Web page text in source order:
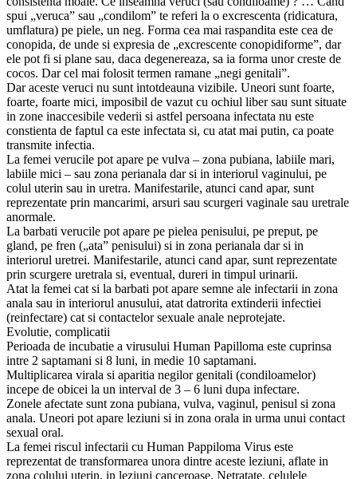
spui „veruca” sau „condilom” te referi la o excrescenta (ridicatura,
umflatura) pe piele, un neg. Forma cea mai raspandita este cea de
conopida, de unde si expresia de „excrescente conopidiforme”, dar
ele pot fi si plane sau, daca degenereaza, sa ia forma unor creste de
cocos. Dar cel mai folosit termen ramane „negi genitali”.
Dar aceste veruci nu sunt intotdeauna vizibile. Uneori sunt foarte,
foarte, foarte mici, imposibil de vazut cu ochiul liber sau sunt situate
in zone inaccesibile vederii si astfel persoana infectata nu este
constienta de faptul ca este infectata si, cu atat mai putin, ca poate
transmite infectia.
La femei verucile pot apare pe vulva – zona pubiana, labiile mari,
labiile mici – sau zona perianala dar si in interiorul vaginului, pe
colul uterin sau in uretra. Manifestarile, atunci cand apar, sunt
reprezentate prin mancarimi, arsuri sau scurgeri vaginale sau uretrale
anormale.
La barbati verucile pot apare pe pielea penisului, pe preput, pe
gland, pe fren („ata” penisului) si in zona perianala dar si in
interiorul uretrei. Manifestarile, atunci cand apar, sunt reprezentate
prin scurgere uretrala si, eventual, dureri in timpul urinarii.
Atat la femei cat si la barbati pot apare semne ale infectarii in zona
anala sau in interiorul anusului, atat datrorita extinderii infectiei
(reinfectare) cat si contactelor sexuale anale neprotejate.
Evolutie, complicatii
Perioada de incubatie a virusului Human Papilloma este cuprinsa
intre 2 saptamani si 8 luni, in medie 10 saptamani.
Multiplicarea virala si aparitia negilor genitali (condiloamelor)
incepe de obicei la un interval de 3 – 6 luni dupa infectare.
Zonele afectate sunt zona pubiana, vulva, vaginul, penisul si zona
anala. Uneori pot apare leziuni si in zona orala in urma unui contact
sexual oral.
La femei riscul infectarii cu Human Pappiloma Virus este
reprezentat de transformarea unora dintre aceste leziuni, aflate in
zona colului uterin, in leziuni canceroase. Netratate, celulele